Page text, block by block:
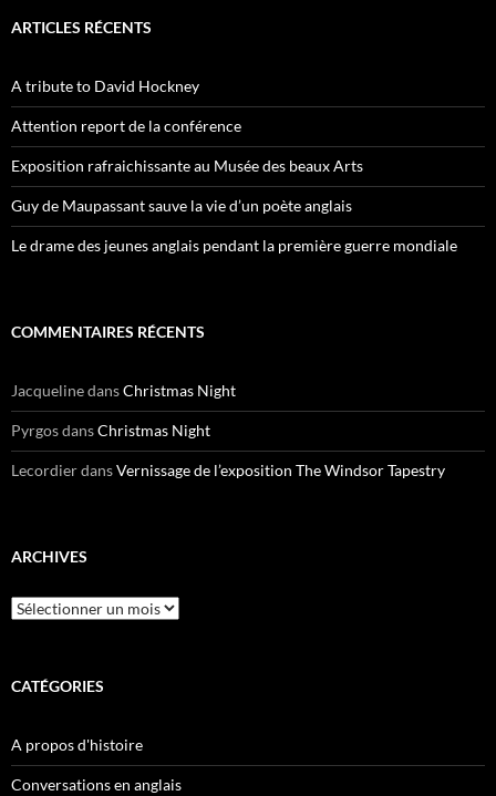
ARTICLES RÉCENTS
A tribute to David Hockney
Attention report de la conférence
Exposition rafraichissante au Musée des beaux Arts
Guy de Maupassant sauve la vie d’un poète anglais
Le drame des jeunes anglais pendant la première guerre mondiale
COMMENTAIRES RÉCENTS
JacquelinedansChristmas Night
PyrgosdansChristmas Night
LecordierdansVernissage de l’exposition The Windsor Tapestry
ARCHIVES
Archives
CATÉGORIES
A propos d'histoire
Conversations en anglais